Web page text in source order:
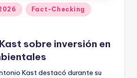
Fact-Checking
sobre inversión en
Kast destacó durante su